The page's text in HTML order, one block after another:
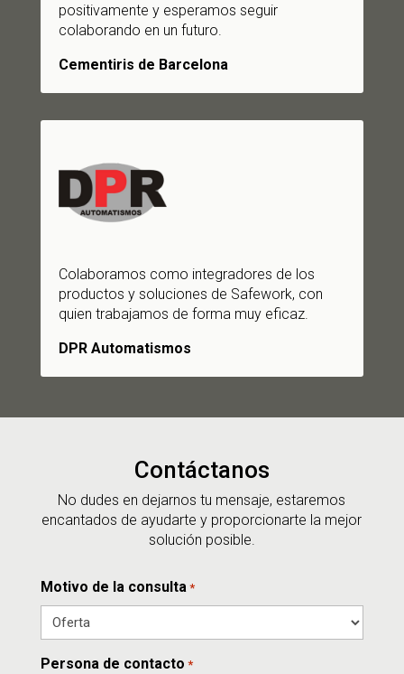
positivamente y esperamos seguir
colaborando en un futuro.
Cementiris de Barcelona
Colaboramos como integradores de los
productos y soluciones de Safework, con
quien trabajamos de forma muy eficaz.
DPR Automatismos
Contáctanos
No dudes en dejarnos tu mensaje, estaremos
encantados de ayudarte y proporcionarte la mejor
solución posible.
Motivo de la consulta *
Persona de contacto *